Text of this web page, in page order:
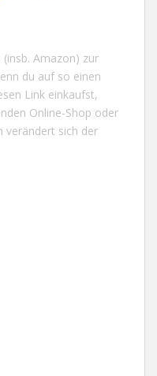
Amazon) zur
du auf so einen
Link einkaufst,
Online-Shop oder
verändert sich der